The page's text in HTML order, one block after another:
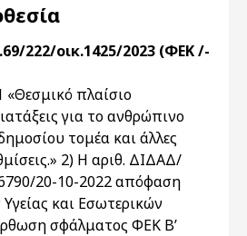
222/οικ.1425/2023 (ΦΕΚ /-
«Θεσμικό πλαίσιο
για το ανθρώπινο
τομέα και άλλες
2) H αριθ. ΔΙΔΑΔ/
20-10-2022 απόφαση
και Εσωτερικών
σφάλματος ΦΕΚ Β’